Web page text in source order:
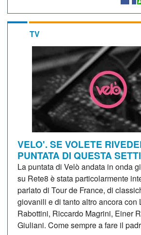
TV
VELO'. SE VOLETE
PUNTATA DI QUESTA
La puntata di Velò andata in onda
su Rete8 è stata particolarmente
parlato di Tour de France, di
giovanili e di tanto altro ancora con
Rabottini, Riccardo Magrini, Einer
Giuliani. Come sempre a fare il